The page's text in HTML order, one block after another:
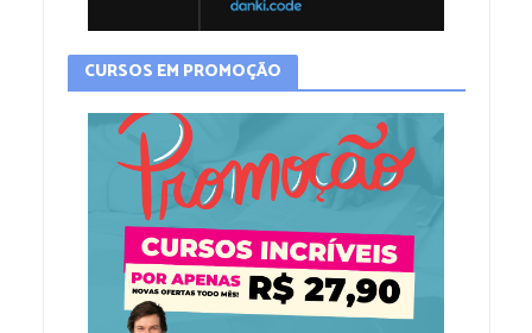
CURSOS EM PROMOÇÃO